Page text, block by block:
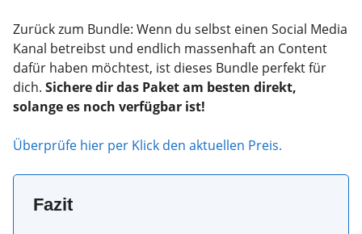
Zurück zum Bundle: Wenn du selbst einen Social Media
Kanal betreibst und endlich massenhaft an Content
dafür haben möchtest, ist dieses Bundle perfekt für
dich. Sichere dir das Paket am besten direkt,
solange es noch verfügbar ist!
Überprüfe hier per Klick den aktuellen Preis.
Fazit